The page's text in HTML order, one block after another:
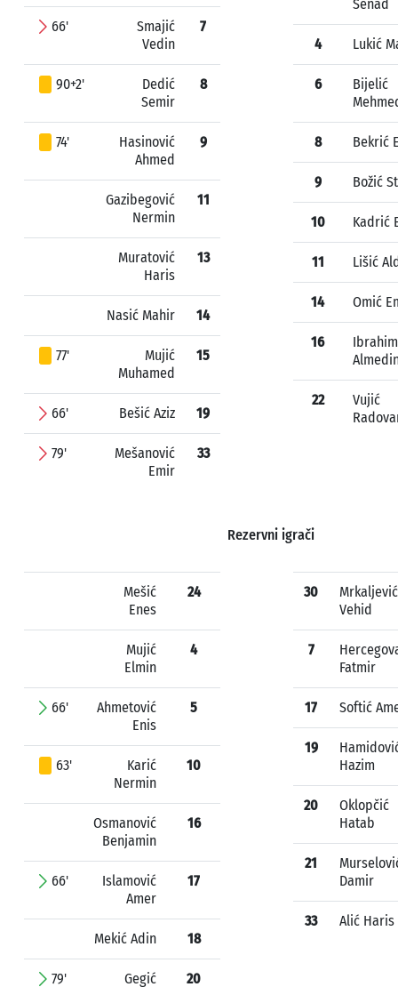
66'
Smajić
Vedin
7
90+2'
Dedić
Semir
8
74'
Hasinović
Ahmed
9
Gazibegović
Nermin
11
Muratović
Haris
13
Nasić Mahir 14
77'
Mujić
Muhamed
15
66' Bešić Aziz 19
79'
Mešanović
Emir
33
Senad
4 Lukić
6
Bijelić
8 Bekrić
9 Božić
10 Kadrić
11 Lišić
14 Omić
16
22
Vujić
Rezervni igrači
Mešić
Enes
24
Mujić
Elmin
4
66'
Ahmetović
Enis
5
63'
Karić
Nermin
10
Osmanović
Benjamin
16
66'
Islamović
Amer
17
Mekić Adin 18
79'
Gegić
20
30
Mrkaljević
Vehid
7
Fatmir
17 Softić
19
Hazim
20
Oklopčić
Hatab
21
Damir
33 Alić Haris